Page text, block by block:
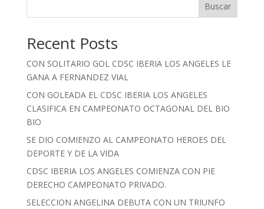
Buscar
Recent Posts
CON SOLITARIO GOL CDSC IBERIA LOS ANGELES LE
GANA A FERNANDEZ VIAL
CON GOLEADA EL CDSC IBERIA LOS ANGELES
CLASIFICA EN CAMPEONATO OCTAGONAL DEL BIO
BIO
SE DIO COMIENZO AL CAMPEONATO HEROES DEL
DEPORTE Y DE LA VIDA
CDSC IBERIA LOS ANGELES COMIENZA CON PIE
DERECHO CAMPEONATO PRIVADO.
SELECCION ANGELINA DEBUTA CON UN TRIUNFO